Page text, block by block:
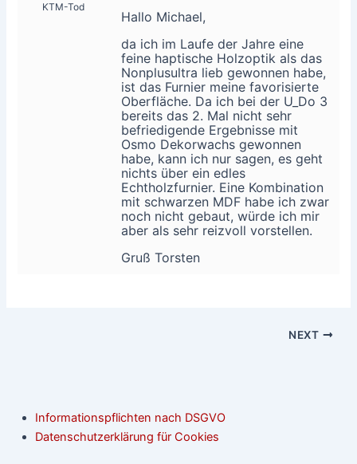
KTM-Tod
Hallo Michael,
da ich im Laufe der Jahre eine
feine haptische Holzoptik als das
Nonplusultra lieb gewonnen habe,
ist das Furnier meine favorisierte
Oberfläche. Da ich bei der U_Do 3
bereits das 2. Mal nicht sehr
befriedigende Ergebnisse mit
Osmo Dekorwachs gewonnen
habe, kann ich nur sagen, es geht
nichts über ein edles
Echtholzfurnier. Eine Kombination
mit schwarzen MDF habe ich zwar
noch nicht gebaut, würde ich mir
aber als sehr reizvoll vorstellen.
Gruß Torsten
NEXT
Informationspflichten nach DSGVO
Datenschutzerklärung für Cookies